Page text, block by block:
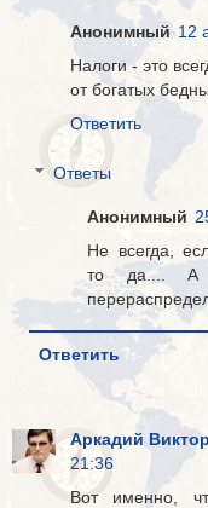
Анонимный 12
Налоги - это
от богатых
Ответить
Ответы
Анонимный
Не всегда,
то да.... А
Ответить
Аркадий
21:36
Вот именно,